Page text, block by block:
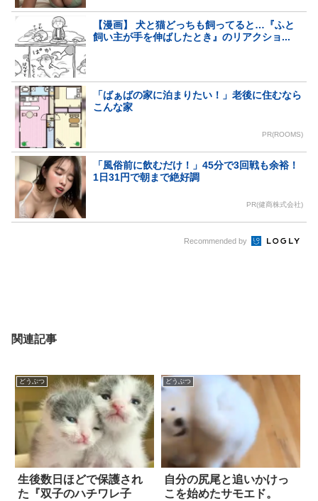
【漫画】 犬と猫どっちも飼ってると…『ふと
飼い主が手を伸ばしたとき』のリアクショ...
「ばぁばの家に泊まりたい！」老後に住むなら
こんな家
PR(ROOMS)
「風俗前に飲むだけ！」45分で3回戦も余裕！
1日31円で朝まで絶好調
PR(健商株式会社)
Recommended by
関連記事
どうぶつ
生後数日ほどで保護され
た『双子のハチワレ子
どうぶつ
自分の尻尾と追いかけっ
こを始めたサモエド。